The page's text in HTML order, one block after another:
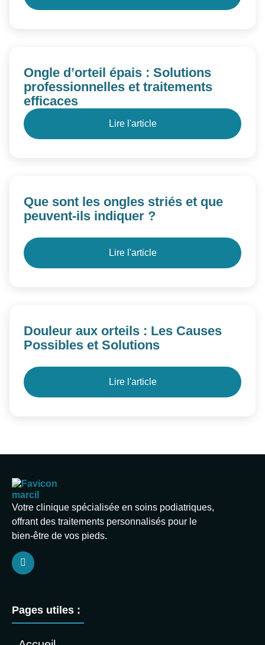
Ongle d’orteil épais : Solutions
professionnelles et traitements
efficaces
Lire l'article
Que sont les ongles striés et que
peuvent-ils indiquer ?
Lire l'article
Douleur aux orteils : Les Causes
Possibles et Solutions
Lire l'article
Votre clinique spécialisée en soins podiatriques,
offrant des traitements personnalisés pour le
bien-être de vos pieds.
Pages utiles :